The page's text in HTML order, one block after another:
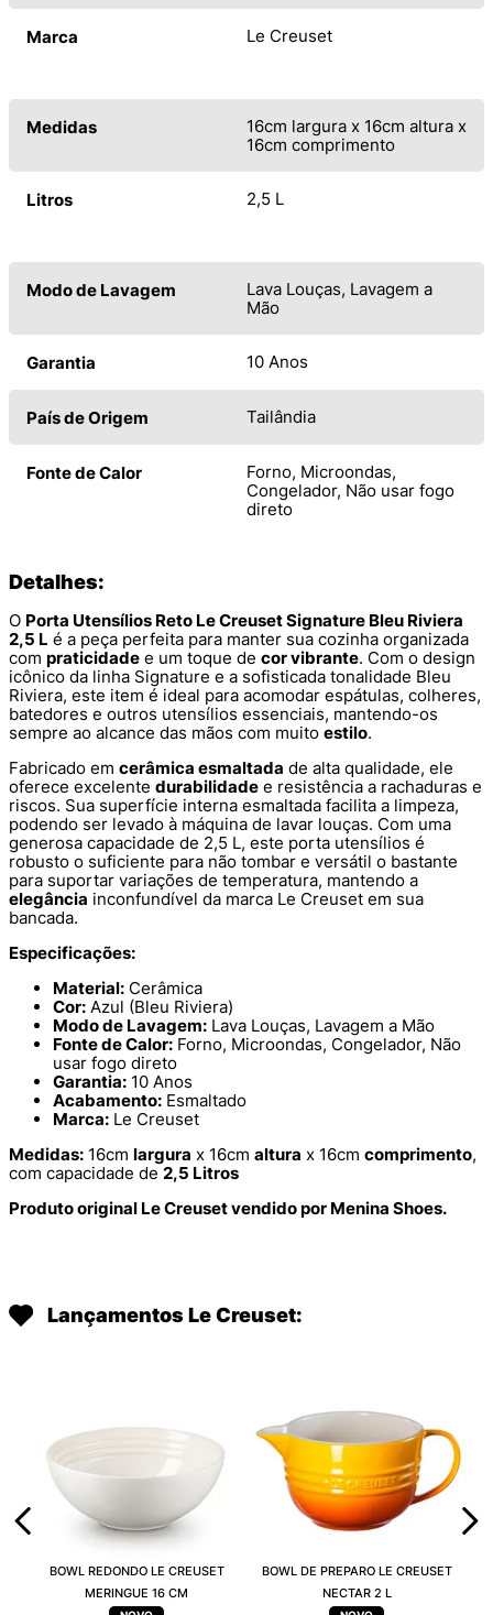
Marca Le Creuset
Medidas
16cm largura x 16cm altura x
16cm comprimento
Litros 2,5 L
Modo de Lavagem
Lava Louças, Lavagem a
Mão
Garantia 10 Anos
País de Origem Tailândia
Fonte de Calor
Forno, Microondas,
Congelador, Não usar fogo
direto
Detalhes:
O Porta Utensílios Reto Le Creuset Signature Bleu Riviera
2,5 L é a peça perfeita para manter sua cozinha organizada
com praticidade e um toque de cor vibrante. Com o design
icônico da linha Signature e a sofisticada tonalidade Bleu
Riviera, este item é ideal para acomodar espátulas, colheres,
batedores e outros utensílios essenciais, mantendo-os
sempre ao alcance das mãos com muito estilo.
Fabricado em cerâmica esmaltada de alta qualidade, ele
oferece excelente durabilidade e resistência a rachaduras e
riscos. Sua superfície interna esmaltada facilita a limpeza,
podendo ser levado à máquina de lavar louças. Com uma
generosa capacidade de 2,5 L, este porta utensílios é
robusto o suficiente para não tombar e versátil o bastante
para suportar variações de temperatura, mantendo a
elegância inconfundível da marca Le Creuset em sua
bancada.
Especificações:
Material: Cerâmica
Cor: Azul (Bleu Riviera)
Modo de Lavagem: Lava Louças, Lavagem a Mão
Fonte de Calor: Forno, Microondas, Congelador, Não
usar fogo direto
Garantia: 10 Anos
Acabamento: Esmaltado
Marca: Le Creuset
Medidas: 16cm largura x 16cm altura x 16cm comprimento,
com capacidade de 2,5 Litros
Produto original Le Creuset vendido por Menina Shoes.
Lançamentos Le Creuset:
BOWL REDONDO LE CREUSET
MERINGUE 16 CM
BOWL DE PREPARO LE CREUSET
NECTAR 2 L